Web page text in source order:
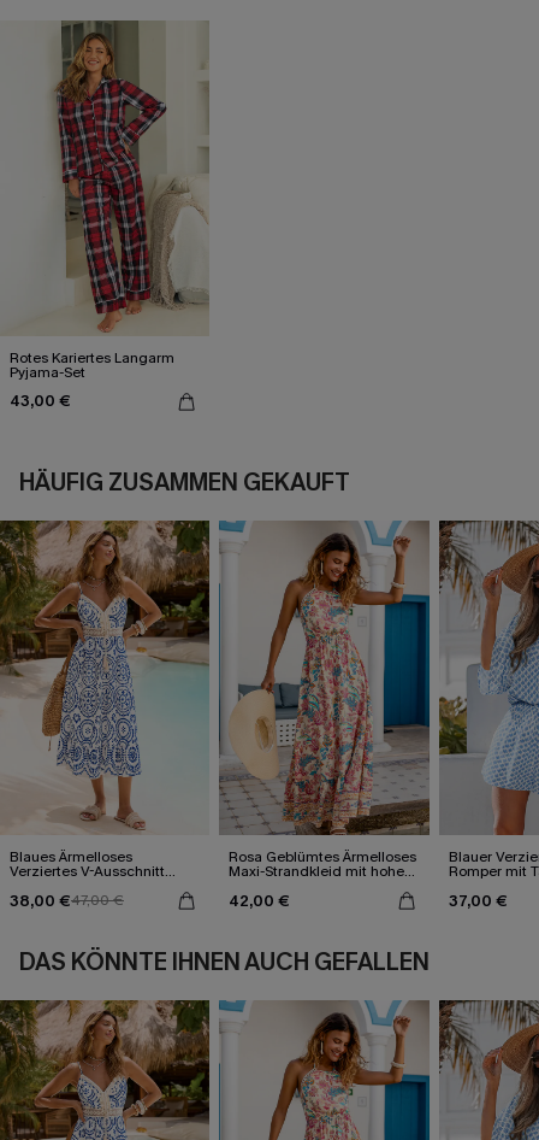
Rotes Kariertes Langarm
Pyjama-Set
43,00 €
HÄUFIG ZUSAMMEN GEKAUFT
Blaues Ärmelloses
Verziertes V-Ausschnitt
38,00 €47,00 €
Rosa Geblümtes Ärmelloses
Maxi-Strandkleid mit hohem
42,00 €
Blauer
Romper mit
37,00 €
DAS KÖNNTE IHNEN AUCH GEFALLEN